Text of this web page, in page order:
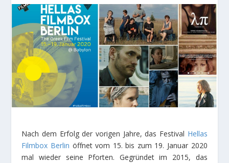
Nach dem Erfolg der vorigen Jahre, das Festival Hellas
Filmbox Berlin öffnet vom 15. bis zum 19. Januar 2020
mal wieder seine Pforten. Gegründet im 2015, das